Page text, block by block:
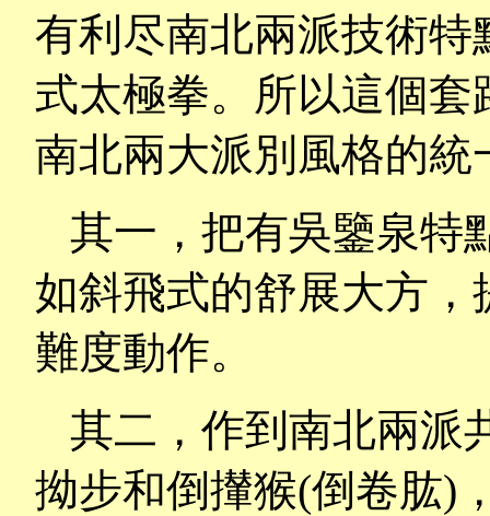
有利尽南北兩派技術
式太極拳。所以這個
南北兩大派別風格的統
其一，把有吳鑒泉特
如斜飛式的舒展大方
難度動作。
其二，作到南北兩派
拗步和倒攆猴(倒卷肱)